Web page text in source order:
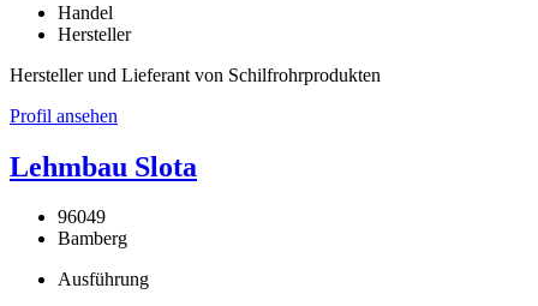
Handel
Hersteller
Hersteller und Lieferant von Schilfrohrprodukten
Profil ansehen
Lehmbau Slota
96049
Bamberg
Ausführung